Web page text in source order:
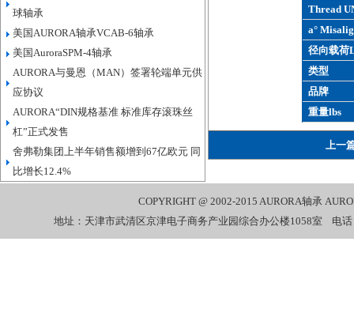
球轴承
美国AURORA轴承VCAB-6轴承
美国AuroraSPM-4轴承
AURORA与曼恩（MAN）签署轮端单元供
应协议
AURORA“DIN规格基准 标准库存滚珠丝
杠”正式发售
舍弗勒集团上半年销售额增到67亿欧元 同
比增长12.4%
Thread
a°
径向载荷
类型
品牌
重量lbs
上一
COPYRIGHT @ 2002-2015AURORA轴承
地址：天津市武清区京津电子商务产业园综合办公楼1058室 电